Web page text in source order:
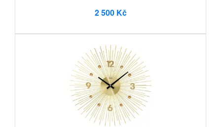
2 500 Kč